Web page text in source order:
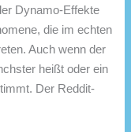
Dynamo-Effekte
die im echten
Auch wenn der
heißt oder ein
Der Reddit-